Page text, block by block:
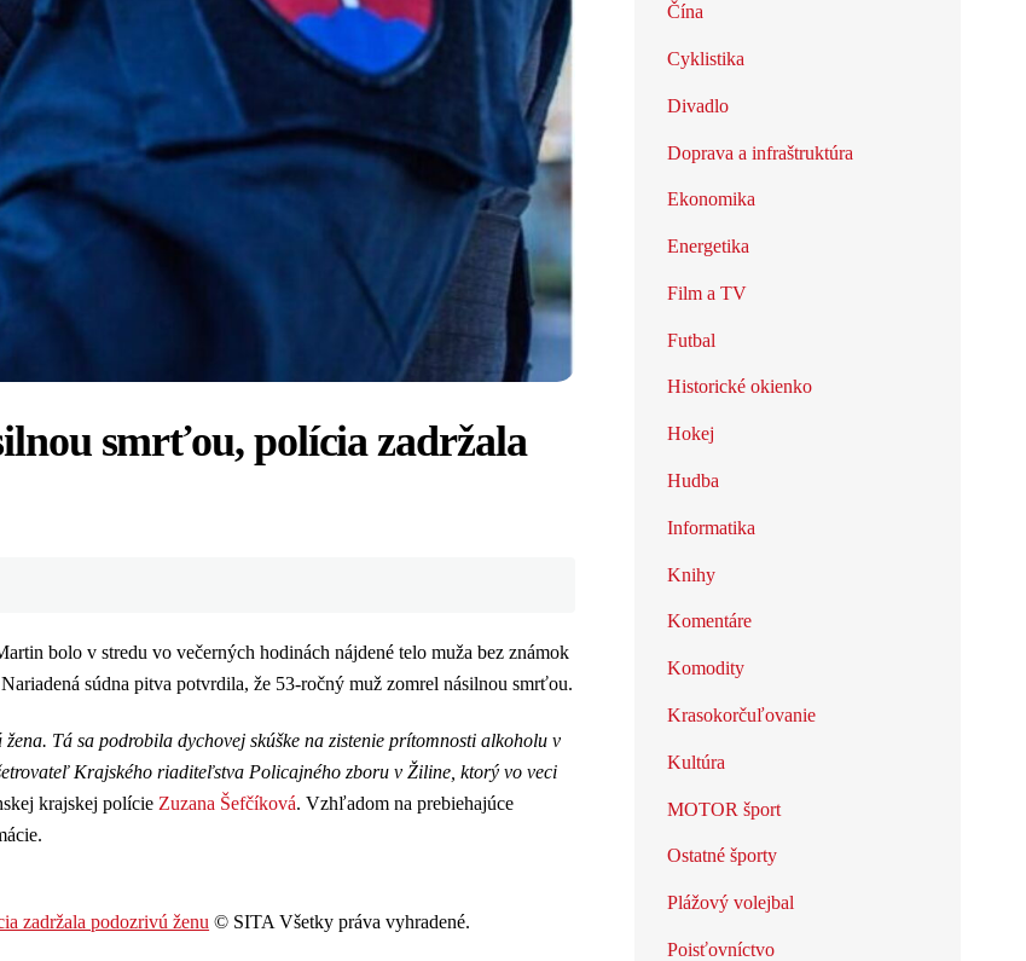
smrťou, polícia zadržala
bolo v stredu vo večerných hodinách nájdené telo muža bez známok
súdna pitva potvrdila, že 53-ročný muž zomrel násilnou smrťou.
Tá sa podrobila dychovej skúške na zistenie prítomnosti alkoholu v
Krajského riaditeľstva Policajného zboru v Žiline, ktorý vo veci
krajskej polície Zuzana Šefčíková. Vzhľadom na prebiehajúce
zadržala podozrivú ženu © SITA Všetky práva vyhradené.
Čína
Cyklistika
Divadlo
Doprava a infraštruktúra
Ekonomika
Energetika
Film a TV
Futbal
Historické okienko
Hokej
Hudba
Informatika
Knihy
Komentáre
Komodity
Krasokorčuľovanie
Kultúra
MOTOR šport
Ostatné športy
Plážový volejbal
Poisťovníctvo